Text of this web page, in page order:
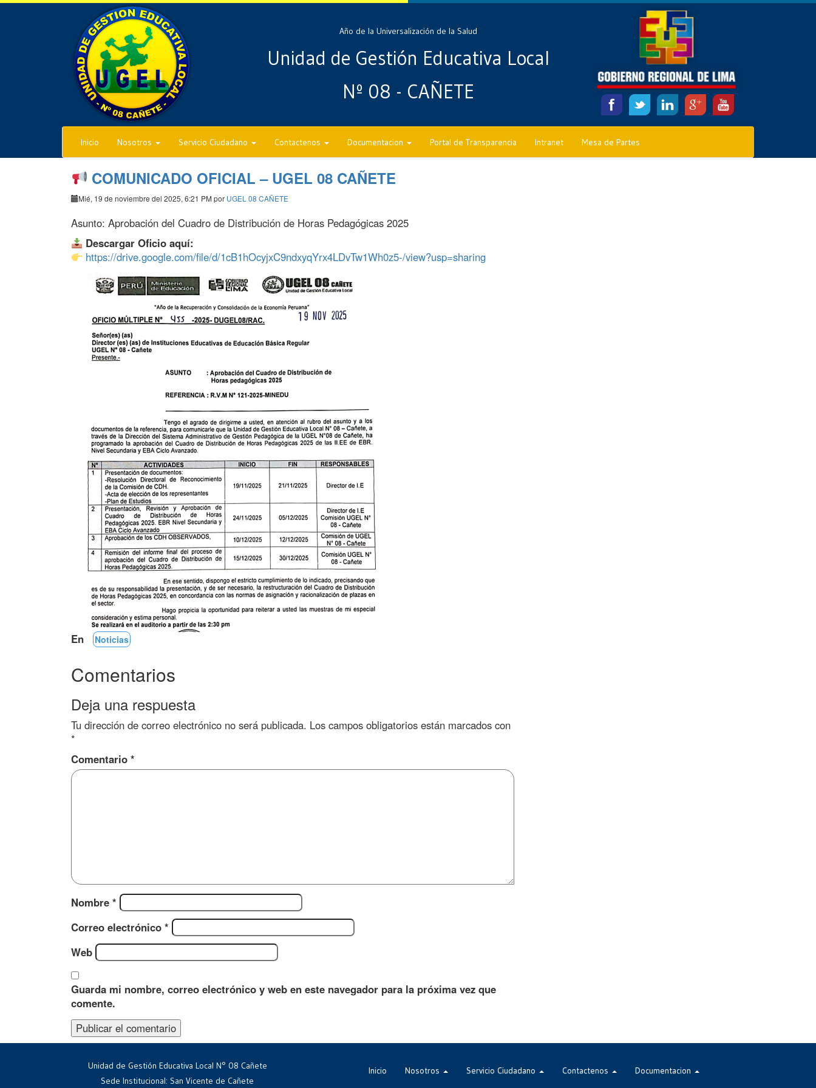
Año de la Universalización de la Salud
Unidad de Gestión Educativa Local
Nº 08 - CAÑETE
Inicio Nosotros Servicio Ciudadano Contactenos Documentacion Portal de Transparencia Intranet Mesa de Partes
COMUNICADO OFICIAL – UGEL 08 CAÑETE
Mié, 19 de noviembre del 2025, 6:21 PM por UGEL 08 CAÑETE
Asunto: Aprobación del Cuadro de Distribución de Horas Pedagógicas 2025
Descargar Oficio aquí:
https://drive.google.com/file/d/1cB1hOcyjxC9ndxyqYrx4LDvTw1Wh0z5-/view?usp=sharing
En Noticias
Comentarios
Deja una respuesta
Tu dirección de correo electrónico no será publicada. Los campos obligatorios están marcados con
*
Comentario *
Nombre *
Correo electrónico *
Web
Guarda mi nombre, correo electrónico y web en este navegador para la próxima vez que
comente.
Unidad de Gestión Educativa Local N° 08 Cañete
Sede Institucional: San Vicente de Cañete
Inicio Nosotros Servicio Ciudadano Contactenos Documentacion